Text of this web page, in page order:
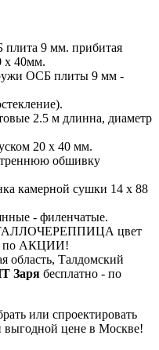
9 мм. прибитая
х 40мм.
ОСБ плиты 9 мм -
2.5 м длинна, диаметр
20 х 40 мм.
обшивку
камерной сушки 14 х 88
- филенчатые.
цвет
по АКЦИИ!
область, Талдомский
Заря бесплатно - по
или спроектировать
выгодной цене в Москве!